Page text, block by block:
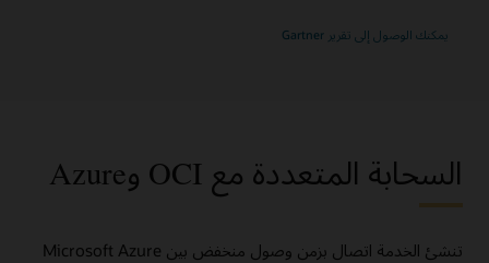
يمكنك الوصول إلى تقرير Gartner2024
السحابة المتعددة مع OCI وAzure
تنشئ الخدمة اتصال بزمن وصول منخفض بين Microsoft Azure